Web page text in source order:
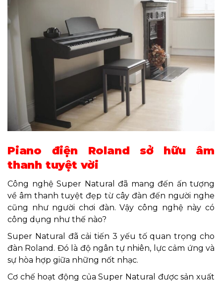
Piano điện Roland sở hữu âm
thanh tuyệt vời
Công nghệ Super Natural đã mang đến ấn tượng
về âm thanh tuyệt đẹp từ cây đàn đến người nghe
cũng như người chơi đàn. Vậy công nghệ này có
công dụng như thế nào?
Super Natural đã cải tiến 3 yếu tố quan trọng cho
đàn Roland. Đó là độ ngân tự nhiên, lực cảm ứng và
sự hòa hợp giữa những nốt nhạc.
Cơ chế hoạt động của Super Natural được sản xuất